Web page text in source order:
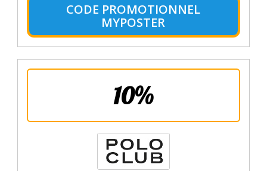
CODE PROMOTIONNEL
MYPOSTER
10%